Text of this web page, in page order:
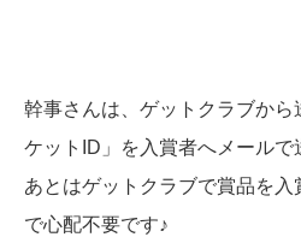
幹事さんは、ゲットクラブか
ケットID」を入賞者へメールで
あとはゲットクラブで賞品を
で心配不要です♪